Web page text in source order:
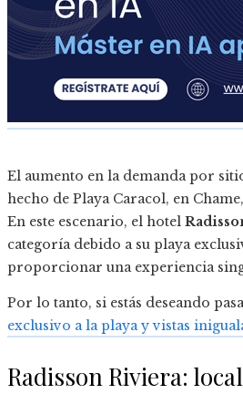
El aumento en la demanda por
hecho de Playa Caracol, en
En este escenario, el hotel
categoría debido a su playa
proporcionar una experiencia
Por lo tanto, si estás deseando
exclusivo a la playa y vistas
Radisson Riviera: